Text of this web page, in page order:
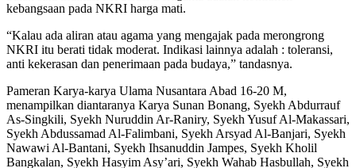
kebangsaan pada NKRI harga mati.
“Kalau ada aliran atau agama yang mengajak pada merongrong
NKRI itu berati tidak moderat. Indikasi lainnya adalah : toleransi,
anti kekerasan dan penerimaan pada budaya,” tandasnya.
Pameran Karya-karya Ulama Nusantara Abad 16-20 M,
menampilkan diantaranya Karya Sunan Bonang, Syekh Abdurrauf
As-Singkili, Syekh Nuruddin Ar-Raniry, Syekh Yusuf Al-Makassari,
Syekh Abdussamad Al-Falimbani, Syekh Arsyad Al-Banjari, Syekh
Nawawi Al-Bantani, Syekh Ihsanuddin Jampes, Syekh Kholil
Bangkalan, Syekh Hasyim Asy’ari, Syekh Wahab Hasbullah, Syekh